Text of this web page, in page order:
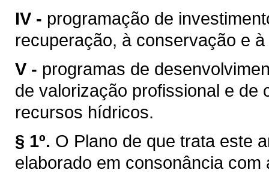
IV - programação de
recuperação, à conservação e
V - programas de
de valorização profissional e de
recursos hídricos.
§ 1º. O Plano de que trata este
elaborado em consonância